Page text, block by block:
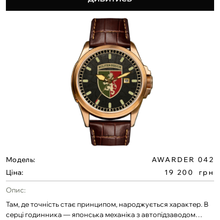
для щоденного носіння, тренувань і складних
умов.Можливість розробки циферблата за Вашим дизайном.
Доступне індивідуальне гравіювання на задній кришці та
боковій частині.Також унікальна можливість — розміщення
символу служби на кінчику секундної стрілки.
Модель:
AWARDER 042
Ціна:
19 200
грн
Опис:
Там, де точність стає принципом, народжується характер. В
серці годинника — японська механіка з автопідзаводом